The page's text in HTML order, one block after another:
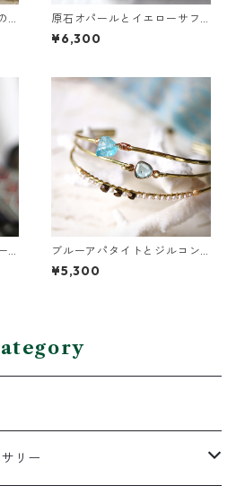
原石オパールとイエローサフ
ァイアのプチピアス
¥6,300
ブルーアパタイトとジルコン
の真鍮3連バングル
¥5,300
リー